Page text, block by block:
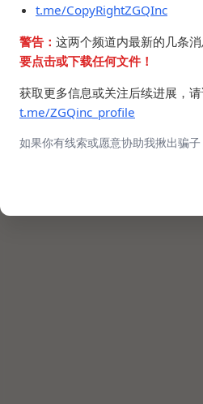
t.me/CopyRightZGQInc
警告： 这两个频道内最新的几条
要点击或下载任何文件！
获取更多信息或关注后续进展，
t.me/ZGQinc_profile
如果你有线索或愿意协助我揪出骗子